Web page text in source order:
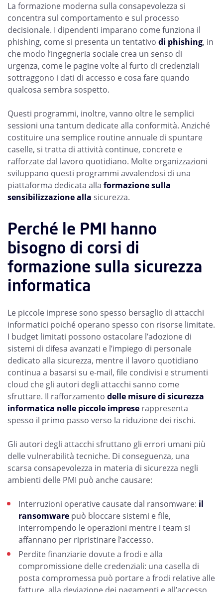
La formazione moderna sulla consapevolezza si
concentra sul comportamento e sul processo
decisionale. I dipendenti imparano come funziona il
phishing, come si presenta un tentativo di phishing, in
che modo l’ingegneria sociale crea un senso di
urgenza, come le pagine volte al furto di credenziali
sottraggono i dati di accesso e cosa fare quando
qualcosa sembra sospetto.
Questi programmi, inoltre, vanno oltre le semplici
sessioni una tantum dedicate alla conformità. Anziché
costituire una semplice routine annuale di spuntare
caselle, si tratta di attività continue, concrete e
rafforzate dal lavoro quotidiano. Molte organizzazioni
sviluppano questi programmi avvalendosi di una
piattaforma dedicata alla formazione sulla
sensibilizzazione alla sicurezza.
Perché le PMI hanno
bisogno di corsi di
formazione sulla sicurezza
informatica
Le piccole imprese sono spesso bersaglio di attacchi
informatici poiché operano spesso con risorse limitate.
I budget limitati possono ostacolare l’adozione di
sistemi di difesa avanzati e l’impiego di personale
dedicato alla sicurezza, mentre il lavoro quotidiano
continua a basarsi su e-mail, file condivisi e strumenti
cloud che gli autori degli attacchi sanno come
sfruttare. Il rafforzamento delle misure di sicurezza
informatica nelle piccole imprese rappresenta
spesso il primo passo verso la riduzione dei rischi.
Gli autori degli attacchi sfruttano gli errori umani più
delle vulnerabilità tecniche. Di conseguenza, una
scarsa consapevolezza in materia di sicurezza negli
ambienti delle PMI può anche causare:
Interruzioni operative causate dal ransomware: il
ransomware può bloccare sistemi e file,
interrompendo le operazioni mentre i team si
affannano per ripristinare l’accesso.
Perdite finanziarie dovute a frodi e alla
compromissione delle credenziali: una casella di
posta compromessa può portare a frodi relative alle